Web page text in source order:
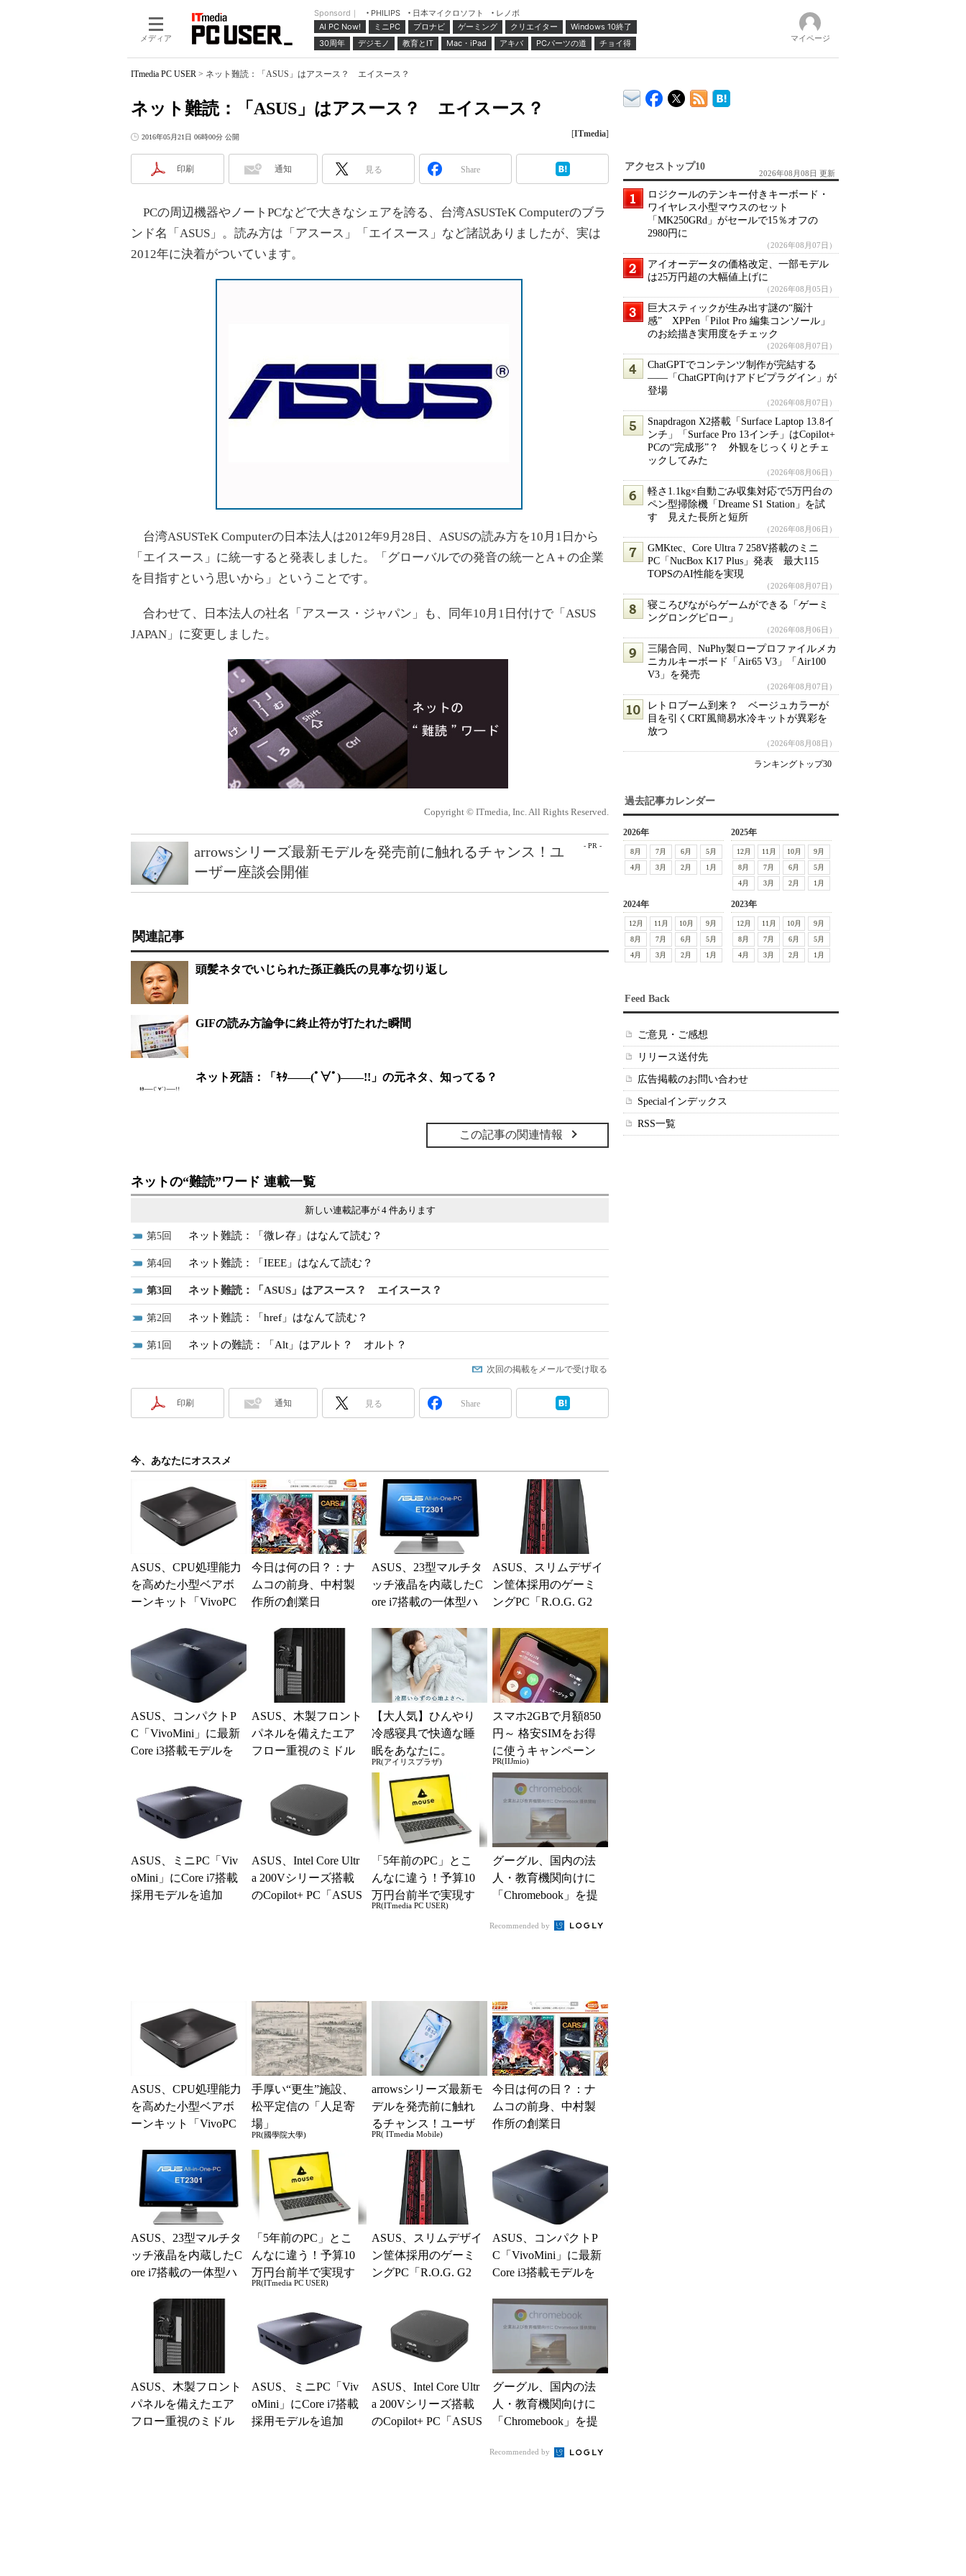
メディア
Sponsord｜ PHILIPS 日本マイクロソフト
レノボ
AI PC Now!
ミニPC プロナビ ゲーミング クリエイター
Windows 10終了
30周年
デジモノ 教育とIT Mac・iPad アキバ PCパーツの道 チョイ得 マイページ
ITmedia PC USER > ネット難読：「ASUS」はアスース？ エイスース？
ネット難読：「ASUS」はアスース？ エイスース？
2016年05月21日 06時00分 公開 [ITmedia]
印刷 通知 見る Share
PCの周辺機器やノートPCなどで大きなシェアを誇る、台湾ASUSTeK Computerのブラ
ンド名「ASUS」。読み方は「アスース」「エイスース」など諸説ありましたが、実は
2012年に決着がついています。
台湾ASUSTeK Computerの日本法人は2012年9月28日、ASUSの読み方を10月1日から
「エイスース」に統一すると発表しました。「グローバルでの発音の統一とA＋の企業
を目指すという思いから」ということです。
合わせて、日本法人の社名「アスース・ジャパン」も、同年10月1日付けで「ASUS
JAPAN」に変更しました。
Copyright © ITmedia, Inc. All Rights Reserved.
- PR -
arrowsシリーズ最新モデルを発売前に触れるチャンス！ユ
ーザー座談会開催
関連記事
頭髪ネタでいじられた孫正義氏の見事な切り返し
GIFの読み方論争に終止符が打たれた瞬間
ネット死語：「ｷﾀ――(ﾟ∀ﾟ)――!!」の元ネタ、知ってる？
この記事の関連情報
ネットの“難読”ワード 連載一覧
次回の掲載をメールで受け取る
新しい連載記事が 4 件あります
5 ネット難読：「微レ存」はなんて読む？
4 ネット難読：「IEEE」はなんて読む？
3 ネット難読：「ASUS」はアスース？ エイスース？
2 ネット難読：「href」はなんて読む？
1 ネットの難読：「Alt」はアルト？ オルト？
印刷 通知 見る Share
今、あなたにオススメ
ASUS、CPU処理能力
を高めた小型ベアボ
ーンキット「VivoPC
今日は何の日？：ナ
ムコの前身、中村製
作所の創業日
ASUS、23型マルチタ
ッチ液晶を内蔵したC
ore i7搭載の一体型ハ
-...
ASUS、スリムデザイ
ン筐体採用のゲーミ
ングPC「R.O.G. G2
発売
ASUS、コンパクトP
C「VivoMini」に最新
Core i3搭載モデルを
ASUS、木製フロント
パネルを備えたエア
フロー重視のミドル
【大人気】ひんやり
冷感寝具で快適な睡
眠をあなたに。
PR(アイリスプラザ)
スマホ2GBで月額850
円～ 格安SIMをお得
に使うキャンペーン
実施中！
PR(IIJmio)
ASUS、ミニPC「Viv
oMini」にCore i7搭載
採用モデルを追加
ASUS、Intel Core Ultr
a 200Vシリーズ搭載
のCopilot+ PC「ASUS
「5年前のPC」とこ
んなに違う！予算10
万円台前半で実現す
る快適PCライフ
PR(ITmedia PC USER)
グーグル、国内の法
人・教育機関向けに
「Chromebook」を提
Recommended by
ASUS、CPU処理能力
を高めた小型ベアボ
ーンキット「VivoPC
手厚い“更生”施設、
松平定信の「人足寄
場」
PR(國學院大學)
arrowsシリーズ最新モ
デルを発売前に触れ
るチャンス！ユーザ
ー座談会開催
PR( ITmedia Mobile)
今日は何の日？：ナ
ムコの前身、中村製
作所の創業日
ASUS、23型マルチタ
ッチ液晶を内蔵したC
ore i7搭載の一体型ハ
「5年前のPC」とこ
んなに違う！予算10
万円台前半で実現す
る快適PCライフ
PR(ITmedia PC USER)
ASUS、スリムデザイ
ン筐体採用のゲーミ
ングPC「R.O.G. G2
ASUS、コンパクトP
C「VivoMini」に最新
Core i3搭載モデルを
ASUS、木製フロント
パネルを備えたエア
フロー重視のミドル
ASUS、ミニPC「Viv
oMini」にCore i7搭載
採用モデルを追加
ASUS、Intel Core Ultr
a 200Vシリーズ搭載
のCopilot+ PC「ASUS
グーグル、国内の法
人・教育機関向けに
「Chromebook」を提
Recommended by
アクセストップ10
2026年08月08日 更新
ロジクールのテンキー付きキーボード・
ワイヤレス小型マウスのセット
「MK250GRd」がセールで15％オフの
2980円に
（2026年08月07日）
アイオーデータの価格改定、一部モデル
は25万円超の大幅値上げに
（2026年08月05日）
巨大スティックが生み出す謎の“脳汁
感” XPPen「Pilot Pro 編集コンソール」
のお絵描き実用度をチェック
（2026年08月07日）
ChatGPTでコンテンツ制作が完結する
――「ChatGPT向けアドビプラグイン」が
登場
（2026年08月07日）
Snapdragon X2搭載「Surface Laptop 13.8イ
ンチ」「Surface Pro 13インチ」はCopilot+
PCの“完成形”？ 外観をじっくりとチェ
ックしてみた
（2026年08月06日）
軽さ1.1kg×自動ごみ収集対応で5万円台の
ペン型掃除機「Dreame S1 Station」を試
す 見えた長所と短所
（2026年08月06日）
GMKtec、Core Ultra 7 258V搭載のミニ
PC「NucBox K17 Plus」発表 最大115
TOPSのAI性能を実現
（2026年08月07日）
寝ころびながらゲームができる「ゲーミ
ングロングピロー」
（2026年08月06日）
三陽合同、NuPhy製ロープロファイルメカ
ニカルキーボード「Air65 V3」「Air100
V3」を発売
（2026年08月07日）
レトロブーム到来？ ベージュカラーが
目を引くCRT風簡易水冷キットが異彩を
放つ
（2026年08月08日）
ランキングトップ30
過去記事カレンダー
2026年
8月 7月 6月
5月
4月
3月 2月 1月
2025年
12月 11月 10月
9月
8月
7月 6月
5月
4月
3月 2月 1月
2024年
12月 11月 10月
9月
8月
7月 6月
5月
4月
3月 2月 1月
2023年
12月 11月 10月
9月
8月
7月 6月
5月
4月
3月 2月 1月
Feed Back
ご意見・ご感想
リリース送付先
広告掲載のお問い合わせ
Specialインデックス
RSS一覧